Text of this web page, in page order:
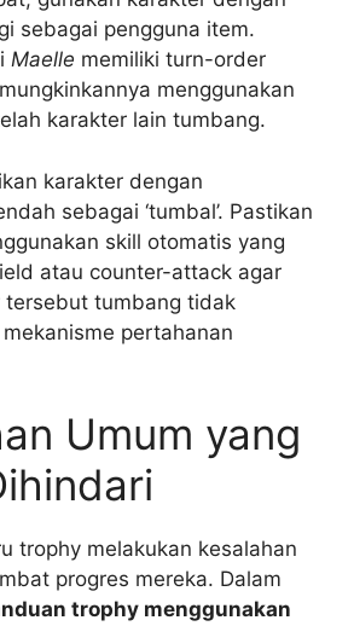
sebagai pengguna item.
Maelle memiliki turn-order
menggunakan
karakter lain tumbang.
karakter dengan
sebagai ‘tumbal’. Pastikan
skill otomatis yang
atau counter-attack agar
tersebut tumbang tidak
pertahanan
Umum yang
trophy melakukan kesalahan
progres mereka. Dalam
trophy menggunakan